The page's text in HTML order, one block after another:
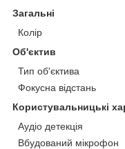
Загальні
Колір
Об'єктив
Тип об'єктива
Фокусна відстань
Користувальницькі
Аудіо детекція
Вбудований мікрофон